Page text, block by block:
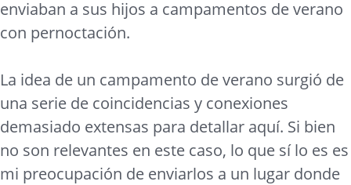
enviaban a sus hijos a campamentos de verano
con pernoctación.
La idea de un campamento de verano surgió de
una serie de coincidencias y conexiones
demasiado extensas para detallar aquí. Si bien
no son relevantes en este caso, lo que sí lo es es
mi preocupación de enviarlos a un lugar donde